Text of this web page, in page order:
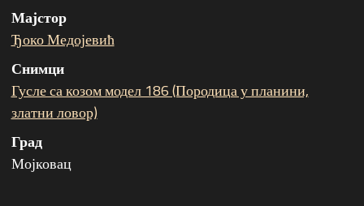
Мајстор
Ђоко Медојевић
Снимци
Гусле са козом модел 186 (Породица у планини,
златни ловор)
Град
Мојковац